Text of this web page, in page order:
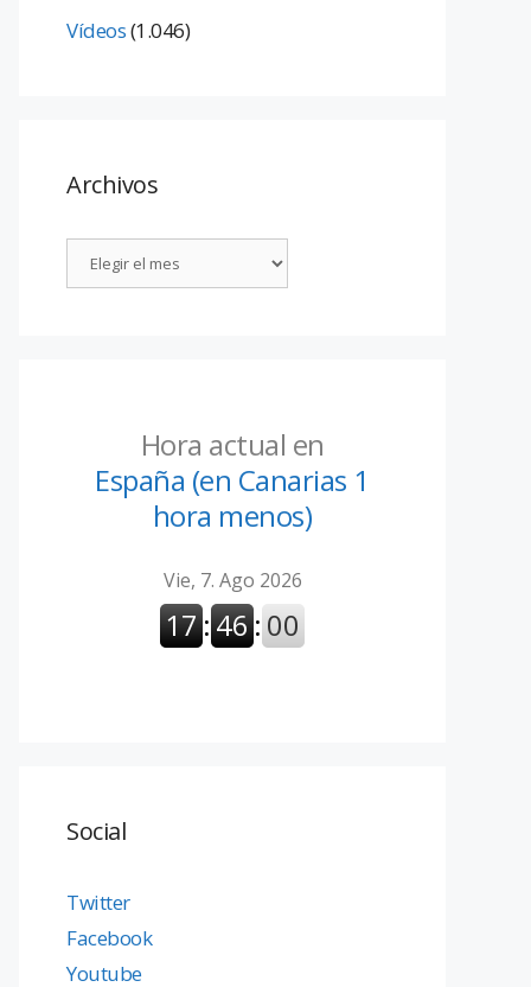
Vídeos(1.046)
Archivos
Hora actual en
España (en Canarias 1
hora menos)
Social
Twitter
Facebook
Youtube